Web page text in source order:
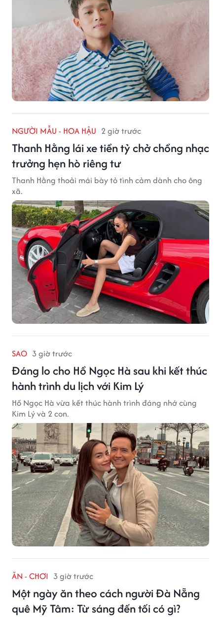
NGƯỜI MẪU - HOA HẬU 2 giờ trước
Thanh Hằng lái xe tiền tỷ chở chồng nhạc
trưởng hẹn hò riêng tư
Thanh Hằng thoải mái bày tỏ tình cảm dành cho ông
xã.
SAO 3 giờ trước
Đáng lo cho Hồ Ngọc Hà sau khi kết thúc
hành trình du lịch với Kim Lý
Hồ Ngọc Hà vừa kết thúc hành trình đáng nhớ cùng
Kim Lý và 2 con.
ĂN - CHƠI 3 giờ trước
Một ngày ăn theo cách người Đà Nẵng
quê Mỹ Tâm: Từ sáng đến tối có gì?